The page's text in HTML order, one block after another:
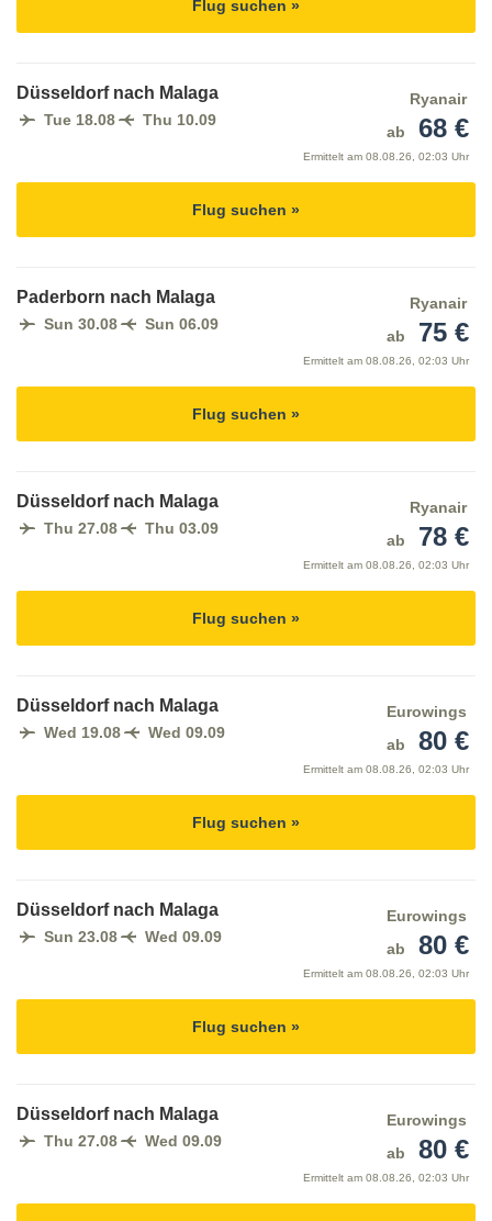
Flug suchen »
Düsseldorf nach Malaga
Tue 18.08 Thu 10.09
Ryanair
ab
68 €
Ermittelt am 08.08.26, 02:03 Uhr
Flug suchen »
Paderborn nach Malaga
Sun 30.08 Sun 06.09
Ryanair
ab
75 €
Ermittelt am 08.08.26, 02:03 Uhr
Flug suchen »
Düsseldorf nach Malaga
Thu 27.08 Thu 03.09
Ryanair
ab
78 €
Ermittelt am 08.08.26, 02:03 Uhr
Flug suchen »
Düsseldorf nach Malaga
Wed 19.08 Wed 09.09
Eurowings
ab
80 €
Ermittelt am 08.08.26, 02:03 Uhr
Flug suchen »
Düsseldorf nach Malaga
Sun 23.08 Wed 09.09
Eurowings
ab
80 €
Ermittelt am 08.08.26, 02:03 Uhr
Flug suchen »
Düsseldorf nach Malaga
Thu 27.08 Wed 09.09
Eurowings
ab
80 €
Ermittelt am 08.08.26, 02:03 Uhr